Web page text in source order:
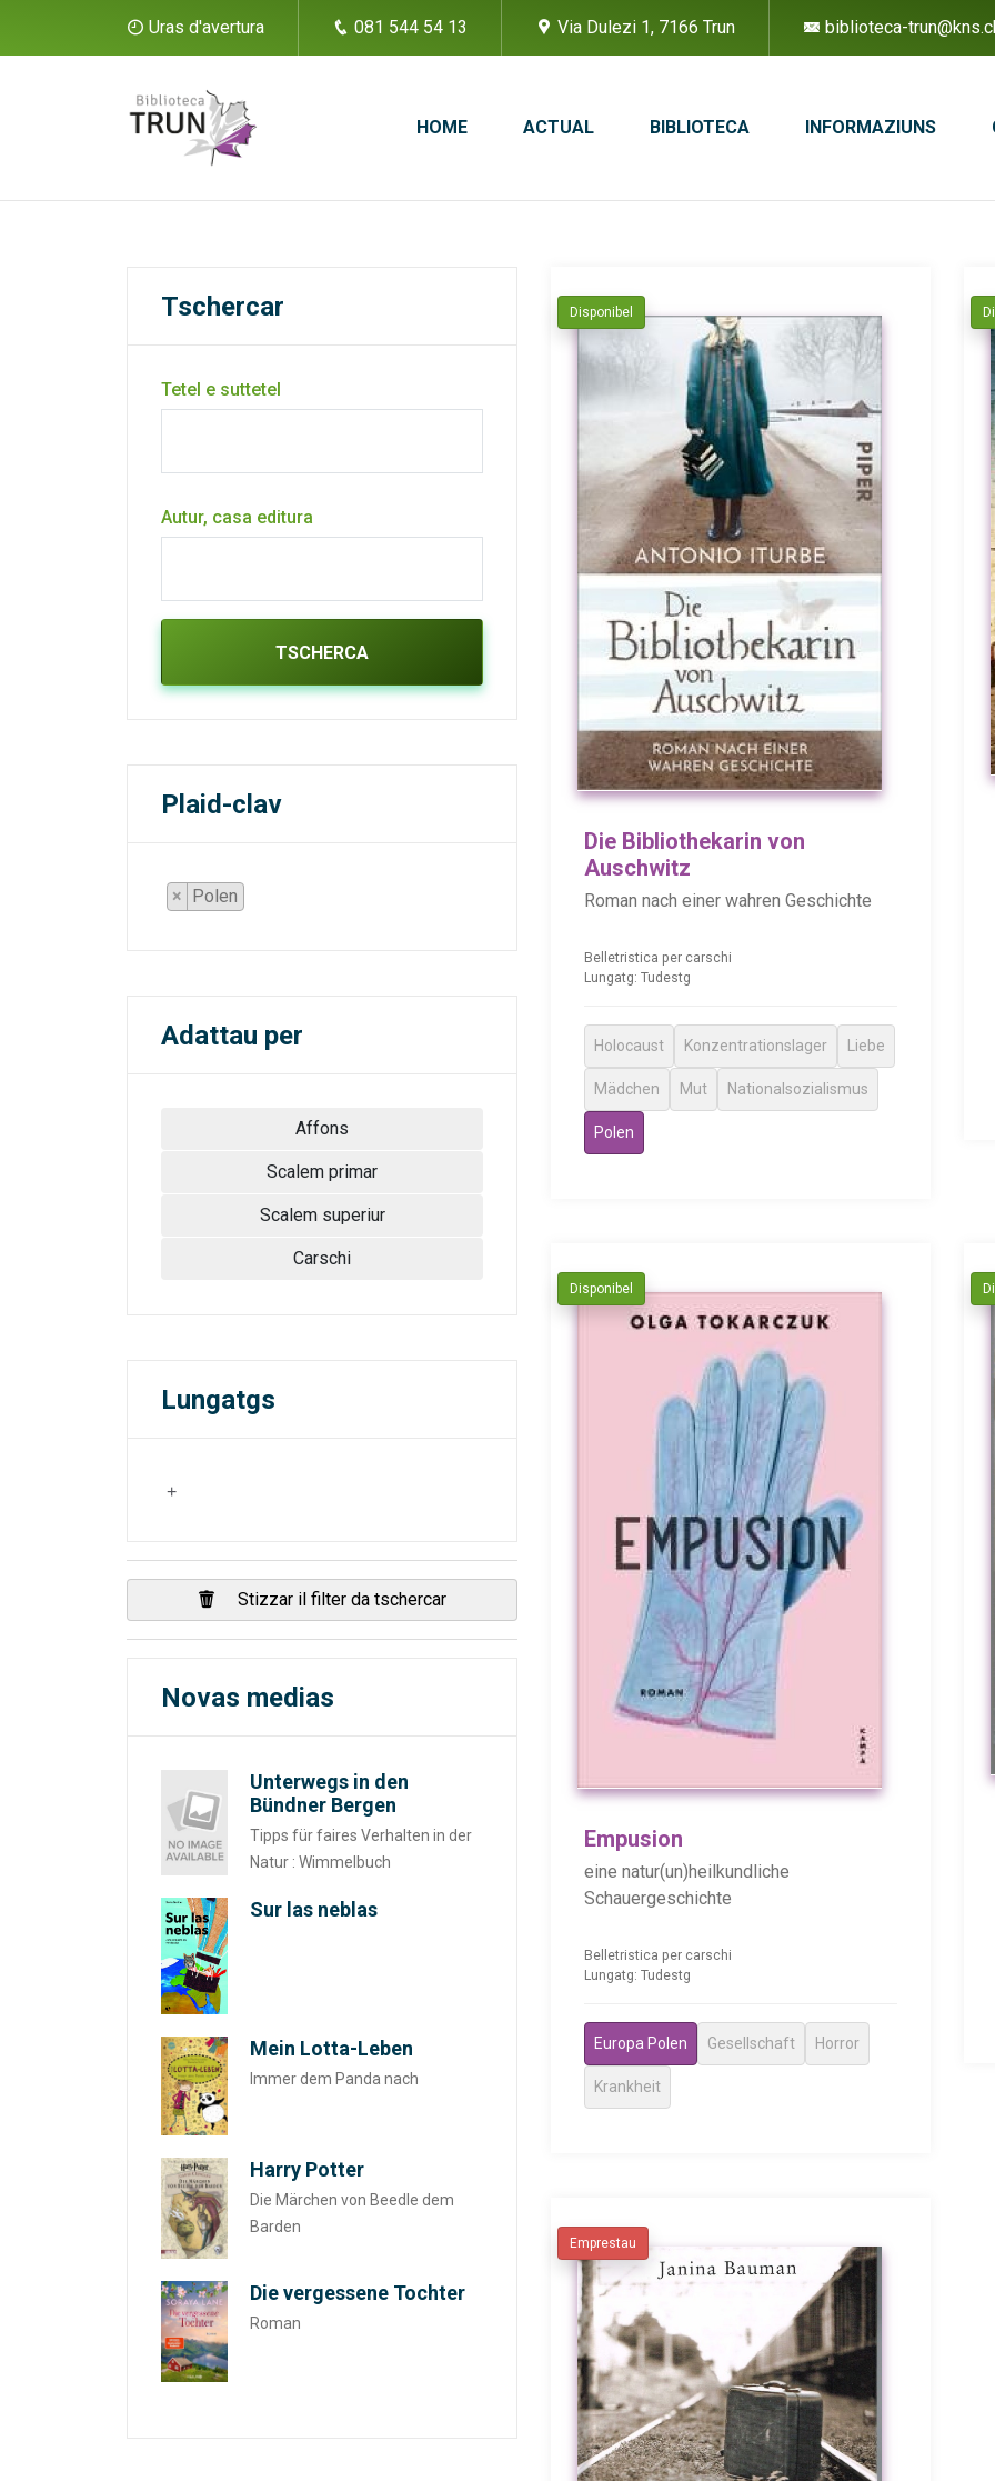
Uras d'avertura 081 544 54 13 Via Dulezi 1, 7166 Trun biblioteca-
HOME ACTUAL BIBLIOTECA INFORMAZIUNS
Tschercar
Tetel e suttetel
Autur, casa editura
TSCHERCA
Plaid-clav
× Polen
Adattau per
Affons
Scalem primar
Scalem superiur
Carschi
Lungatgs
Stizzar il filter da tschercar
Novas medias
Unterwegs in den
Bündner Bergen
Tipps für faires Verhalten in der
Natur : Wimmelbuch
Sur las neblas
Mein Lotta-Leben
Immer dem Panda nach
Harry Potter
Die Märchen von Beedle dem
Barden
Die vergessene Tochter
Roman
Disponibel
Die Bibliothekarin von
Auschwitz
Roman nach einer wahren Geschichte
Belletristica per carschi
Lungatg: Tudestg
Holocaust Konzentrationslager Liebe
Mädchen Mut Nationalsozialismus
Polen
Disponibel
Empusion
eine natur(un)heilkundliche
Schauergeschichte
Belletristica per carschi
Lungatg: Tudestg
Europa Polen Gesellschaft Horror
Krankheit
Emprestau